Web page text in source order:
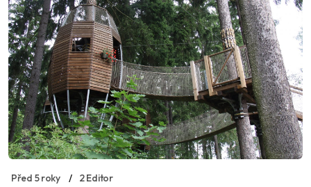
Před 5 roky 2 Editor